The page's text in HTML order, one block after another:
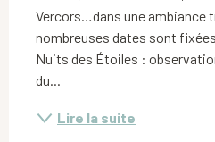
Vercors…dans une ambiance
nombreuses dates sont
Nuits des Étoiles :
du...
Lire la suite